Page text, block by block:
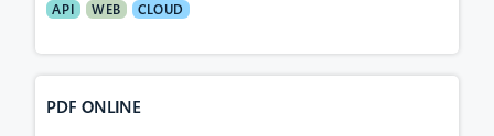
API WEB CLOUD
PDF ONLINE